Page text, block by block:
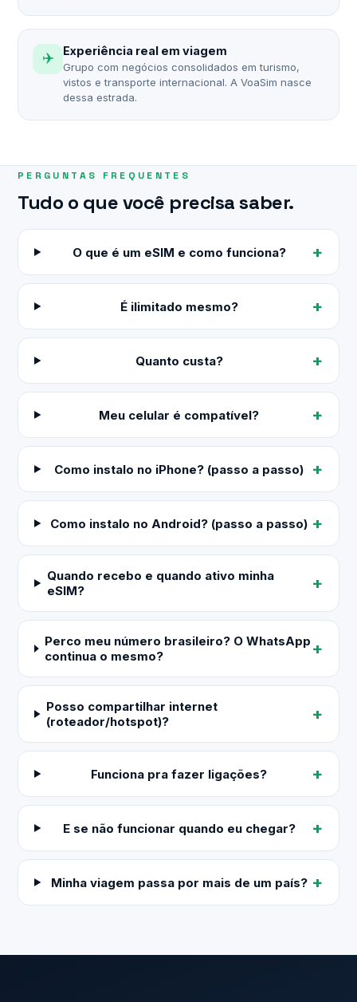
✈️ Experiência real em viagem
Grupo com negócios consolidados em turismo,
vistos e transporte internacional. A VoaSim nasce
dessa estrada.
PERGUNTAS FREQUENTES
Tudo o que você precisa saber.
O que é um eSIM e como funciona?
É ilimitado mesmo?
Quanto custa?
Meu celular é compatível?
Como instalo no iPhone? (passo a passo)
Como instalo no Android? (passo a passo)
Quando recebo e quando ativo minha
eSIM?
Perco meu número brasileiro? O WhatsApp
continua o mesmo?
Posso compartilhar internet
(roteador/hotspot)?
Funciona pra fazer ligações?
E se não funcionar quando eu chegar?
Minha viagem passa por mais de um país?